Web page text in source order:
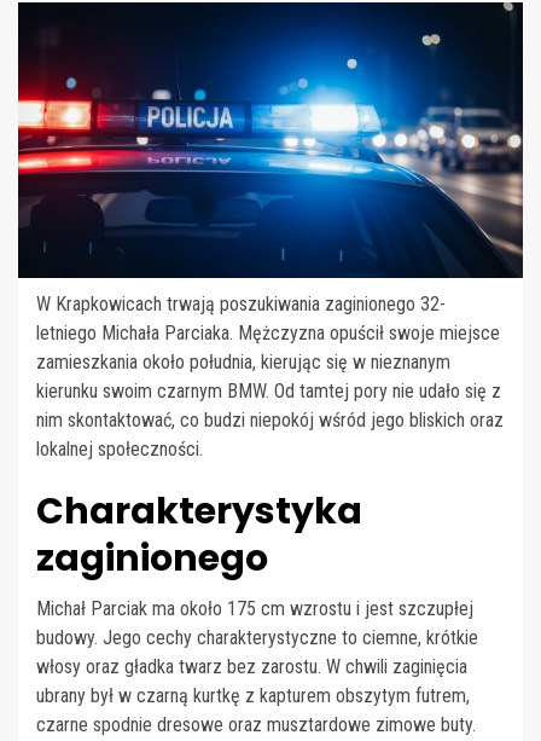
W Krapkowicach trwają poszukiwania zaginionego 32-
letniego Michała Parciaka. Mężczyzna opuścił swoje miejsce
zamieszkania około południa, kierując się w nieznanym
kierunku swoim czarnym BMW. Od tamtej pory nie udało się z
nim skontaktować, co budzi niepokój wśród jego bliskich oraz
lokalnej społeczności.
Charakterystyka
zaginionego
Michał Parciak ma około 175 cm wzrostu i jest szczupłej
budowy. Jego cechy charakterystyczne to ciemne, krótkie
włosy oraz gładka twarz bez zarostu. W chwili zaginięcia
ubrany był w czarną kurtkę z kapturem obszytym futrem,
czarne spodnie dresowe oraz musztardowe zimowe buty.